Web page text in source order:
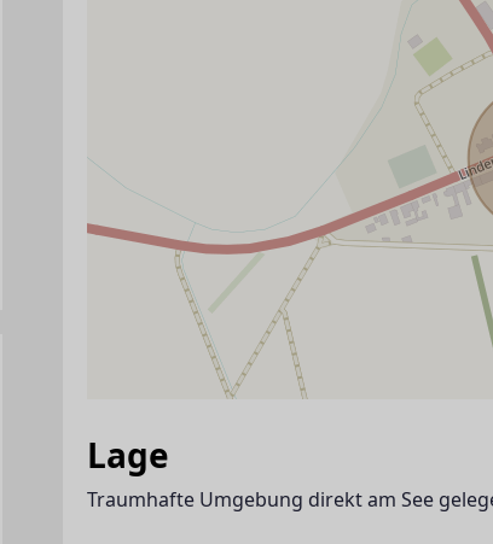
Lage
Traumhafte Umgebung direkt am See